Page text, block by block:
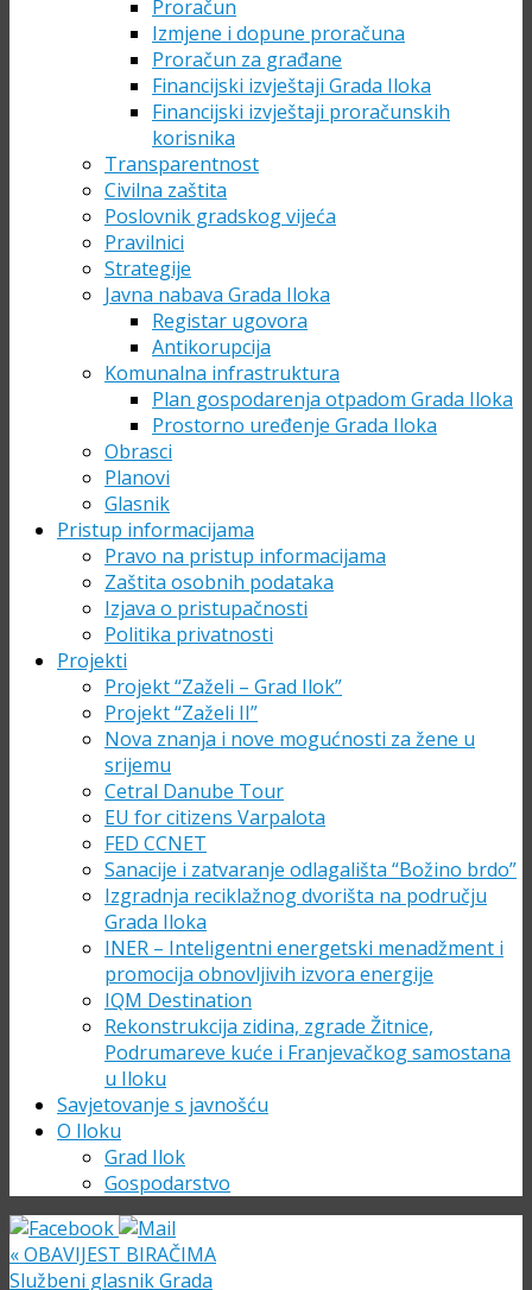
Proračun
Izmjene i dopune proračuna
Proračun za građane
Financijski izvještaji Grada Iloka
Financijski izvještaji proračunskih
korisnika
Transparentnost
Civilna zaštita
Poslovnik gradskog vijeća
Pravilnici
Strategije
Javna nabava Grada Iloka
Registar ugovora
Antikorupcija
Komunalna infrastruktura
Plan gospodarenja otpadom Grada Iloka
Prostorno uređenje Grada Iloka
Obrasci
Planovi
Glasnik
Pristup informacijama
Pravo na pristup informacijama
Zaštita osobnih podataka
Izjava o pristupačnosti
Politika privatnosti
Projekti
Projekt “Zaželi – Grad Ilok”
Projekt “Zaželi II”
Nova znanja i nove mogućnosti za žene u
srijemu
Cetral Danube Tour
EU for citizens Varpalota
FED CCNET
Sanacije i zatvaranje odlagališta “Božino brdo”
Izgradnja reciklažnog dvorišta na području
Grada Iloka
INER – Inteligentni energetski menadžment i
promocija obnovljivih izvora energije
IQM Destination
Rekonstrukcija zidina, zgrade Žitnice,
Podrumareve kuće i Franjevačkog samostana
u Iloku
Savjetovanje s javnošću
O Iloku
Grad Ilok
Gospodarstvo
«OBAVIJEST BIRAČIMA
Službeni glasnik Grada